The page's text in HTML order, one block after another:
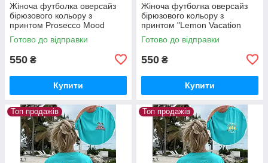
Жіноча футболка оверсайз
бірюзового кольору з
принтом Prosecco Mood
Готово до відправки
550 ₴
Купити
Жіноча футболка оверсайз
бірюзового кольору з
принтом "Lemon Vacation
Sunshine"
Готово до відправки
550 ₴
Купити
Топ продажів Топ продажів